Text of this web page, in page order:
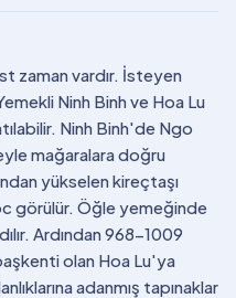
zaman vardır. İsteyen
Ninh Binh ve Hoa Lu
Ninh Binh'de Ngo
mağaralara doğru
yükselen kireçtaşı
görülür. Öğle yemeğinde
Ardından 968-1009
olan Hoa Lu'ya
adanmış tapınaklar